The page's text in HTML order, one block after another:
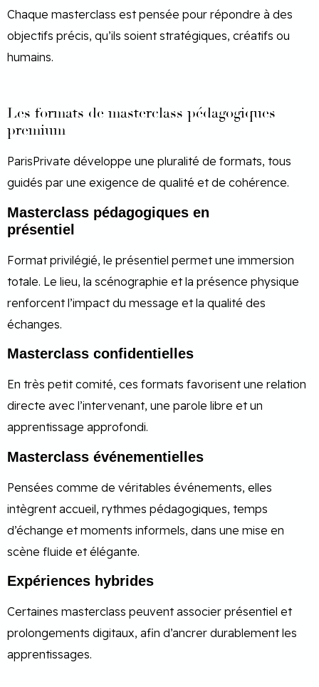
Chaque masterclass est pensée pour répondre à des
objectifs précis, qu’ils soient stratégiques, créatifs ou
humains.
Les formats de masterclass pédagogiques
premium
ParisPrivate développe une pluralité de formats, tous
guidés par une exigence de qualité et de cohérence.
Masterclass pédagogiques en
présentiel
Format privilégié, le présentiel permet une immersion
totale. Le lieu, la scénographie et la présence physique
renforcent l’impact du message et la qualité des
échanges.
Masterclass confidentielles
En très petit comité, ces formats favorisent une relation
directe avec l’intervenant, une parole libre et un
apprentissage approfondi.
Masterclass événementielles
Pensées comme de véritables événements, elles
intègrent accueil, rythmes pédagogiques, temps
d’échange et moments informels, dans une mise en
scène fluide et élégante.
Expériences hybrides
Certaines masterclass peuvent associer présentiel et
prolongements digitaux, afin d’ancrer durablement les
apprentissages.